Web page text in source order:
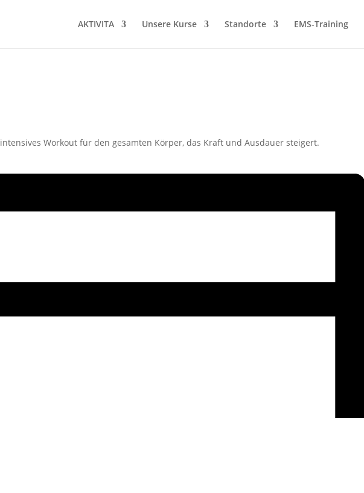
AKTIVITA Unsere Kurse Standorte EMS-Training
Workout für den gesamten Körper, das Kraft und Ausdauer steigert.